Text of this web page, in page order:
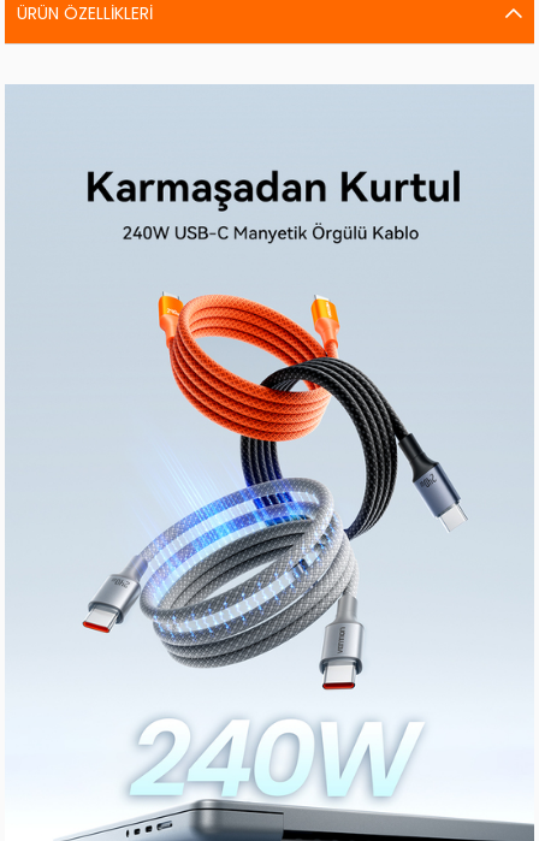
ÜRÜN ÖZELLIKLERI